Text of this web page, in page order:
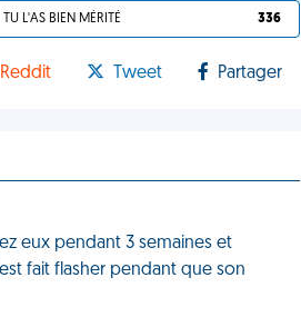
TU L'AS BIEN MÉRITÉ 336
Reddit Tweet Partager
eux pendant 3 semaines et
fait flasher pendant que son